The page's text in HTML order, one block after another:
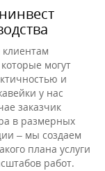
могут
и
у нас
заказчик
в размерных
– мы создаем
плана услуги
работ.